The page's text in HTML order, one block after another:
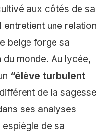
aux côtés de sa
entretient une relation
belge forge sa
monde. Au lycée,
“élève turbulent
de la sagesse
ses analyses
de sa